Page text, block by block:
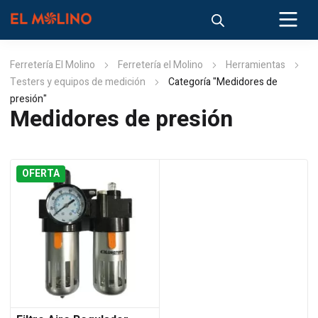
Ferretería El Molino Ferretería el Molino
Herramientas
Testers y equipos de medición
Categoría "Medidores de
presión"
Medidores de presión
OFERTA